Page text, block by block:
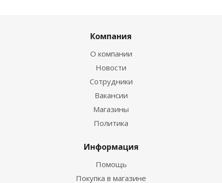
Компания
О компании
Новости
Сотрудники
Вакансии
Магазины
Политика
Информация
Помощь
Покупка в магазине